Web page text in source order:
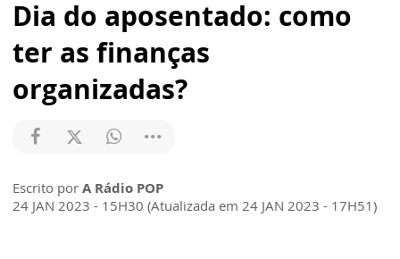
Dia do aposentado: como
ter as finanças
organizadas?
Escrito por A Rádio POP
24 JAN 2023 - 15H30 (Atualizada em 24 JAN 2023 - 17H51)